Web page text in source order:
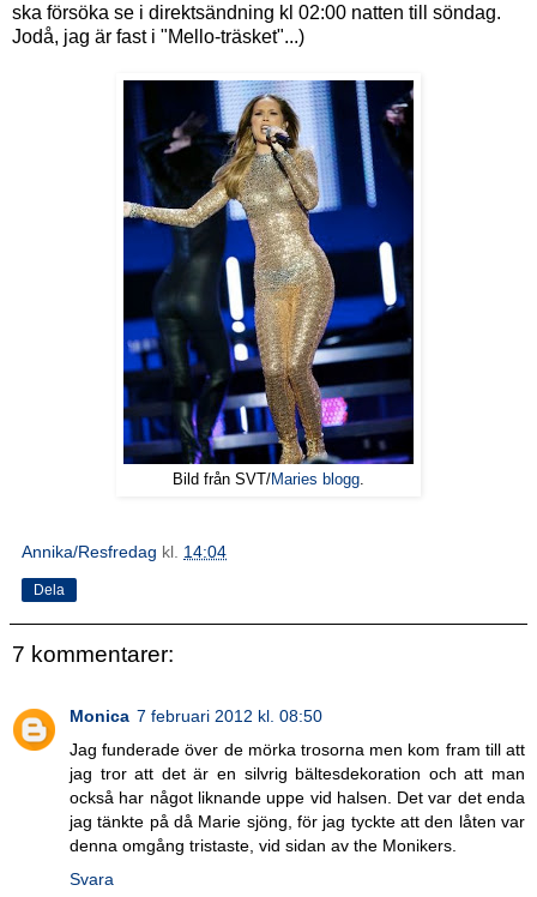
ska försöka se i direktsändning kl 02:00 natten till söndag.
Jodå, jag är fast i "Mello-träsket"...)
Bild från SVT/Maries blogg
Annika/Resfredag kl. 14:04
Dela
7 kommentarer:
Monica 7 februari 2012 kl. 08:50
Jag funderade över de mörka trosorna men kom fram till att
jag tror att det är en silvrig bältesdekoration och att man
också har något liknande uppe vid halsen. Det var det enda
jag tänkte på då Marie sjöng, för jag tyckte att den låten var
denna omgång tristaste, vid sidan av the Monikers.
Svara